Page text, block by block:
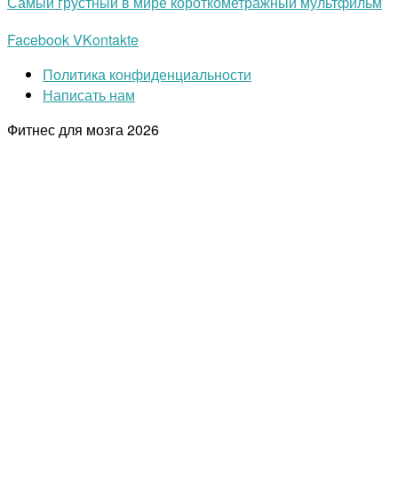
FacebookVKontakte
Политика конфиденциальности
Написать нам
Фитнес для мозга2026